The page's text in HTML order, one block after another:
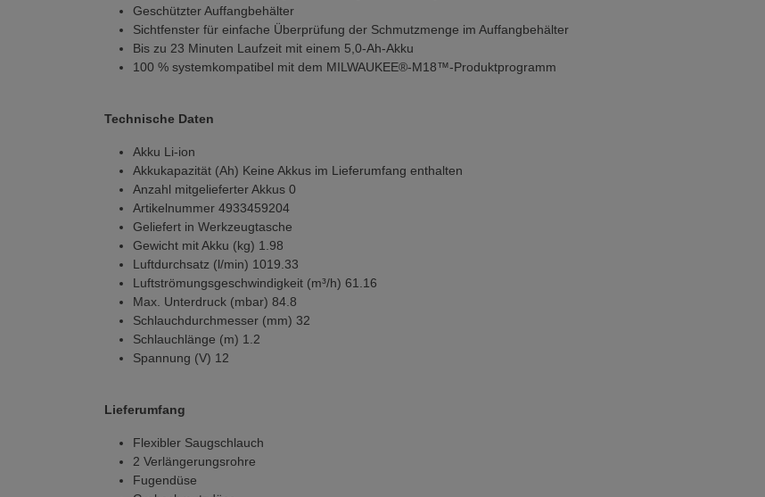
Geschützter Auffangbehälter
Sichtfenster für einfache Überprüfung der Schmutzmenge im Auffangbehälter
Bis zu 23 Minuten Laufzeit mit einem 5,0-Ah-Akku
100 % systemkompatibel mit dem MILWAUKEE®-M18™-Produktprogramm
Technische Daten
Akku Li-ion
Akkukapazität (Ah) Keine Akkus im Lieferumfang enthalten
Anzahl mitgelieferter Akkus 0
Artikelnummer 4933459204
Geliefert in Werkzeugtasche
Gewicht mit Akku (kg) 1.98
Luftdurchsatz (l/min) 1019.33
Luftströmungsgeschwindigkeit (m³/h) 61.16
Max. Unterdruck (mbar) 84.8
Schlauchdurchmesser (mm) 32
Schlauchlänge (m) 1.2
Spannung (V) 12
Lieferumfang
Flexibler Saugschlauch
2 Verlängerungsrohre
Fugendüse